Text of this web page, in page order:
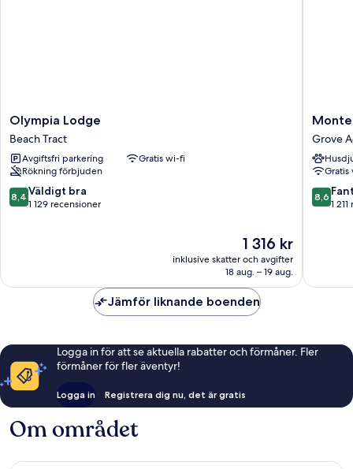
Olympia
Lodge
Beach
Tract
Olympia Lodge
Beach Tract
Avgiftsfri parkering
Gratis wi-fi
Rökning förbjuden
8.4
av
8,4 Väldigt bra
1 129 recensioner
Priset
1 316 kr
1 316 kr
inklusive skatter och avgifter
18 aug. – 19 aug.
Inn
Grove
Acres
Grove
8.6
av
8,6
1
Jämför liknande boenden
Logga in för att se aktuella rabatter och förmåner. Fler
förmåner för fler äventyr!
Logga in Registrera dig nu, det är gratis
Om området